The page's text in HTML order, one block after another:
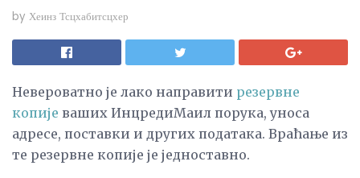
by Хеинз Тсцхабитсцхер
Невероватно је лако направити резервне
копије ваших ИнцредиМаил порука, уноса
адресе, поставки и других података. Враћање из
те резервне копије је једноставно.